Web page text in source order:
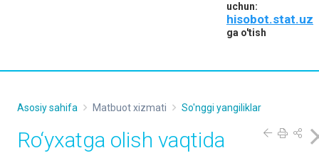
uchun:
hisobot.stat.uz
ga o'tish
Asosiy sahifa Matbuot xizmati So'nggi yangiliklar
Ro‘yxatga olish vaqtida